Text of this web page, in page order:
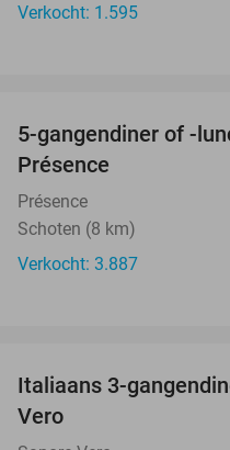
Verkocht: 1.595
5-gangendiner of -
Présence
Présence
Schoten (8 km)
Verkocht: 3.887
Italiaans 3-
Vero